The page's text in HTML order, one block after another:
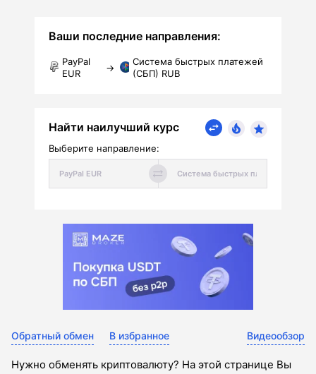
Ваши последние направления:
PayPal
EUR
→
Система быстрых платежей
(СБП) RUB
Найти наилучший курс
Выберите направление:
Обратный обмен В избранное Видеообзор
Нужно обменять криптовалюту? На этой странице Вы